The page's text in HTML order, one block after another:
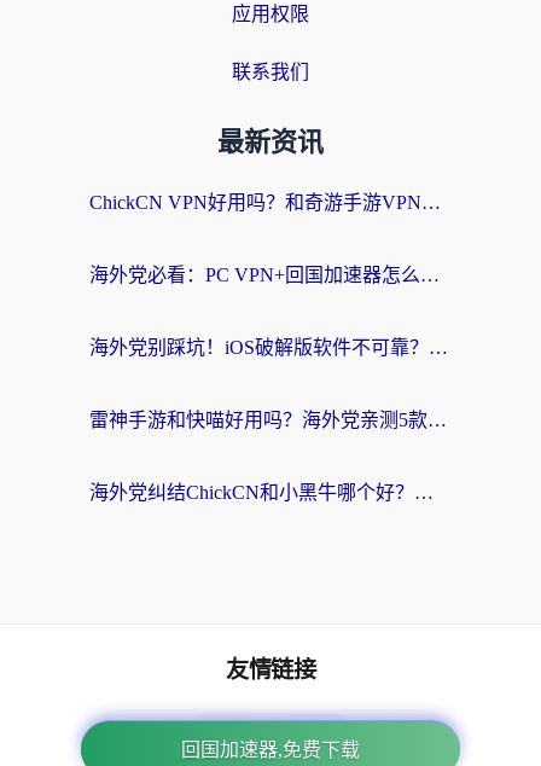
应用权限
联系我们
最新资讯
ChickCN VPN好用吗？和奇游手游VPN对比哪个回国效果更好？海外党亲测实用指南
海外党必看：PC VPN+回国加速器怎么选？无缝访问国内资源全攻略
海外党别踩坑！iOS破解版软件不可靠？教你选对回国加速器无缝看国内资源
雷神手游和快喵好用吗？海外党亲测5款回国加速器，附斧牛Bling对比+微信视频号解决办法
海外党纠结ChickCN和小黑牛哪个好？一篇帮你选对回国加速器的实用指南
下载App免费加速回国
友情链接
回国加速器,免费下载